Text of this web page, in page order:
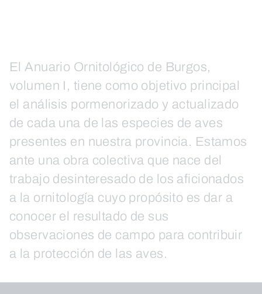
El Anuario Ornitológico de Burgos,
volumen I, tiene como objetivo principal
el análisis pormenorizado y actualizado
de cada una de las especies de aves
presentes en nuestra provincia. Estamos
ante una obra colectiva que nace del
trabajo desinteresado de los aficionados
a la ornitología cuyo propósito es dar a
conocer el resultado de sus
observaciones de campo para contribuir
a la protección de las aves.